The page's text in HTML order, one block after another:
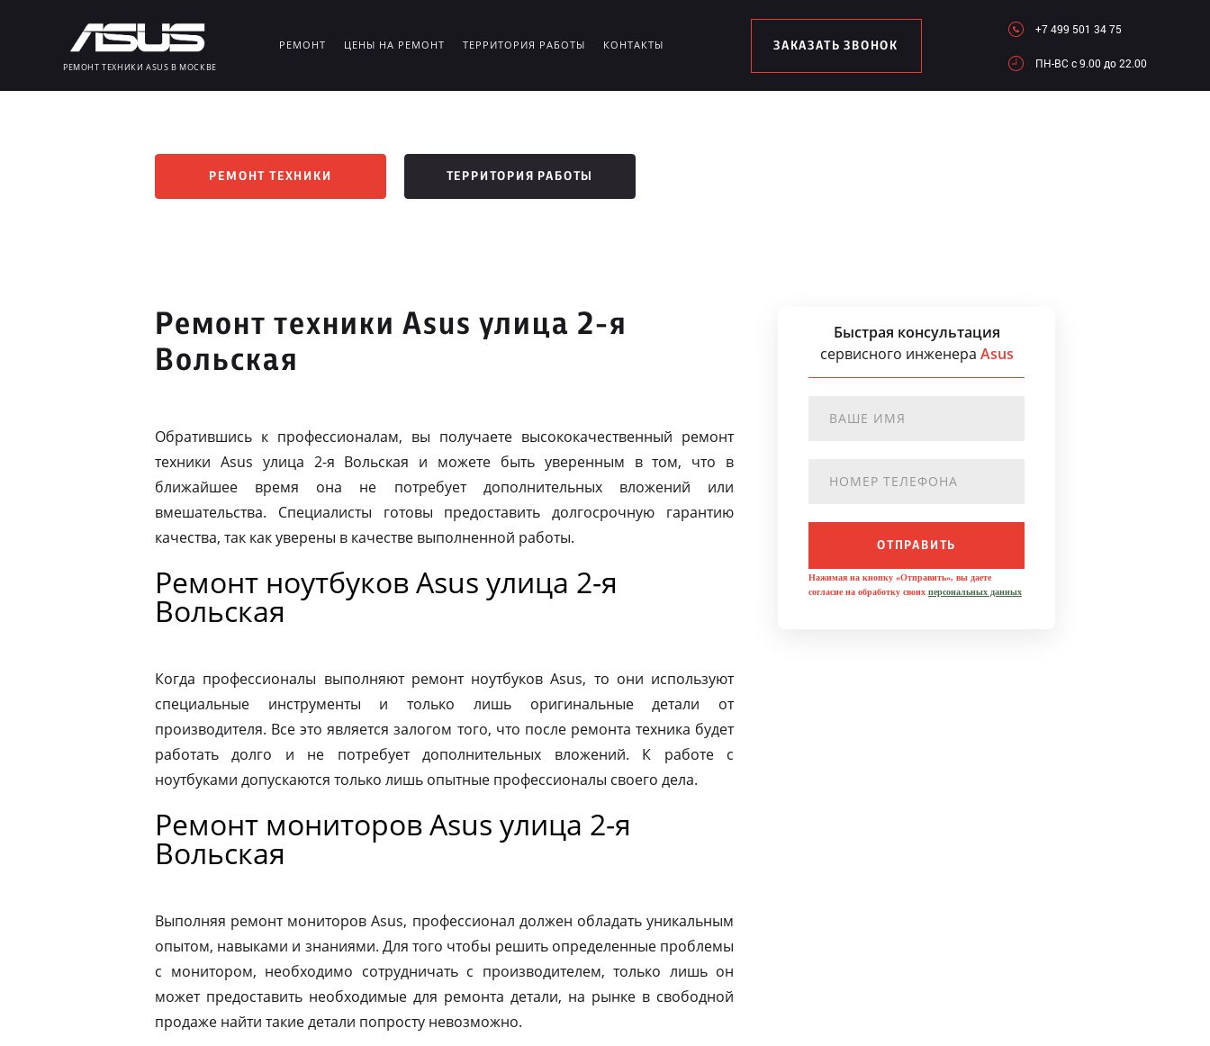
РЕМОНТ ТЕХНИКИ ASUS В МОСКВЕ
РЕМОНТ ЦЕНЫ НА РЕМОНТ ТЕРРИТОРИЯ РАБОТЫ КОНТАКТЫ ЗАКАЗАТЬ ЗВОНОК
+7 499 501 34 75
ПН-ВC c 9.00 до 22.00
РЕМОНТ ТЕХНИКИ ТЕРРИТОРИЯ РАБОТЫ
Ремонт техники Asus улица 2-я
Вольская
Обратившись к профессионалам, вы получаете высококачественный ремонт
техники Asus улица 2-я Вольская и можете быть уверенным в том, что в
ближайшее время она не потребует дополнительных вложений или
вмешательства. Специалисты готовы предоставить долгосрочную гарантию
качества, так как уверены в качестве выполненной работы.
Ремонт ноутбуков Asus улица 2-я
Вольская
Когда профессионалы выполняют ремонт ноутбуков Asus, то они используют
специальные инструменты и только лишь оригинальные детали от
производителя. Все это является залогом того, что после ремонта техника будет
работать долго и не потребует дополнительных вложений. К работе с
ноутбуками допускаются только лишь опытные профессионалы своего дела.
Ремонт мониторов Asus улица 2-я
Вольская
Выполняя ремонт мониторов Asus, профессионал должен обладать уникальным
опытом, навыками и знаниями. Для того чтобы решить определенные проблемы
с монитором, необходимо сотрудничать с производителем, только лишь он
может предоставить необходимые для ремонта детали, на рынке в свободной
продаже найти такие детали попросту невозможно.
Быстрая консультация
сервисного инженера Asus
ОТПРАВИТЬ
Нажимая на кнопку «Отправить», вы даете
согласие на обработку своих персональных данных